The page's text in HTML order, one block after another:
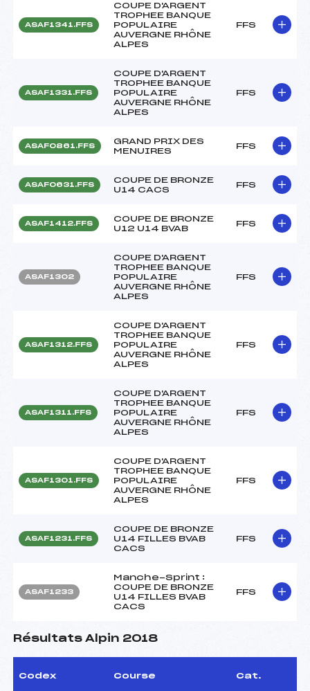
ASAF1341.FFS
COUPE D'ARGENT
TROPHEE BANQUE
POPULAIRE
AUVERGNE RHÔNE
ALPES
FFS
ASAF1331.FFS
COUPE D'ARGENT
TROPHEE BANQUE
POPULAIRE
AUVERGNE RHÔNE
ALPES
FFS
ASAF0861.FFS
GRAND PRIX DES
MENUIRES
FFS
ASAF0631.FFS
COUPE DE BRONZE
U14 CACS
FFS
ASAF1412.FFS
COUPE DE BRONZE
U12 U14 BVAB
FFS
ASAF1302
COUPE D'ARGENT
TROPHEE BANQUE
POPULAIRE
AUVERGNE RHÔNE
ALPES
FFS
ASAF1312.FFS
COUPE D'ARGENT
TROPHEE BANQUE
POPULAIRE
AUVERGNE RHÔNE
ALPES
FFS
ASAF1311.FFS
COUPE D'ARGENT
TROPHEE BANQUE
POPULAIRE
AUVERGNE RHÔNE
ALPES
FFS
ASAF1301.FFS
COUPE D'ARGENT
TROPHEE BANQUE
POPULAIRE
AUVERGNE RHÔNE
ALPES
FFS
ASAF1231.FFS
COUPE DE BRONZE
U14 FILLES BVAB
CACS
FFS
ASAF1233
Manche-Sprint :
COUPE DE BRONZE
U14 FILLES BVAB
CACS
FFS
Résultats Alpin 2018
Codex Course Cat.